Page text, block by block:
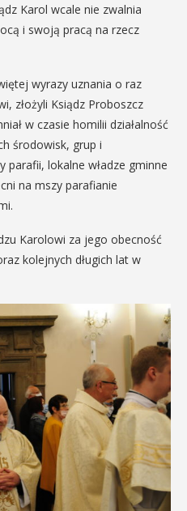
Karol wcale nie zwalnia
i swoją pracą na rzecz
wyrazy uznania o raz
złożyli Ksiądz Proboszcz
w czasie homilii działalność
środowisk, grup i
parafii, lokalne władze gminne
na mszy parafianie
Karolowi za jego obecność
kolejnych długich lat w